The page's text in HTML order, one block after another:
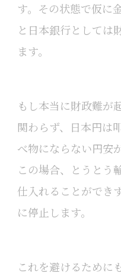
す。その状態で仮に
と日本銀行としては
ます。
もし本当に財政難が
関わらず、日本円は
べ物にならない円安
この場合、とうとう
仕入れることができ
に停止します。
これを避けるために